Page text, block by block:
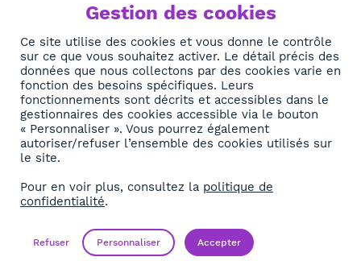
DIASPORA
REJOIGNEZ-NOUS
À propos
Politique de confidentialité
The African
News Hub
NEWSLETTER
S'abonner
Gestion des cookies
Ce site utilise des cookies et vous donne le contrôle
sur ce que vous souhaitez activer. Le détail précis des
données que nous collectons par des cookies varie en
fonction des besoins spécifiques. Leurs
fonctionnements sont décrits et accessibles dans le
gestionnaires des cookies accessible via le bouton
« Personnaliser ». Vous pourrez également
autoriser/refuser l’ensemble des cookies utilisés sur
le site.
Pour en voir plus, consultez la politique de
confidentialité.
Refuser Personnaliser Accepter